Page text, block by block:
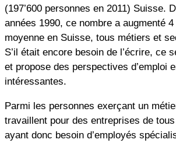
(197’600 personnes en 2011) Suisse.
années 1990, ce nombre a augmenté
moyenne en Suisse, tous métiers et
S’il était encore besoin de l’écrire, ce
et propose des perspectives d’emploi
intéressantes.
Parmi les personnes exerçant un
travaillent pour des entreprises de
ayant donc besoin d’employés